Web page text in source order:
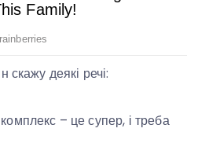
скажу деякі речі:
– це супер, і треба